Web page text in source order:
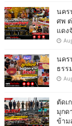
นคร
ศพ
แดง
นคร
ธรร
ตัดเ
มุกด
ข้าม